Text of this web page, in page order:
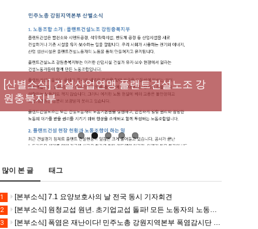
[성명] 막을 수 있었던 죽음, HL만도가 책임져
라 : 청년노동자 사망사고의 철저한 진상규명
과 재발방지 대책 마련하라
[산별소식] 건설산업연맹 플랜트건설노조 강
원충북지부
[강릉,속초,원주,춘천] 폭염감시단 사업 이모저
모
[조합원☆인터뷰] 서비스연맹 전국학교비정
규직노동조합 강원지부 김유미 춘천지회장
[본부소식] 강원지역 노동자 합창단 모임
많이 본 글 태그
1 [본부소식] 7.1 요양보호사의 날 전국 동시 기자회견
2 [본부소식] 원청교섭 원년. 초기업교섭 돌파! 모든 노동자의 노동기본권 쟁취! 민주노총 7.15 총파업대회
3 [본부소식] 폭염은 재난이다! 민주노총 강원지역본부 폭염감시단 선포 기자회견